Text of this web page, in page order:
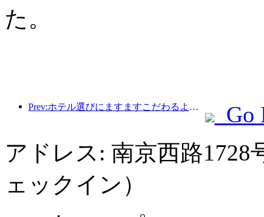
た。
Prev:ホテル選びにますますこだわるようになりましたか?中級・高級ブランドはどれも細部にこだわっている
Go
アドレス: 南京西路1728
ェックイン）